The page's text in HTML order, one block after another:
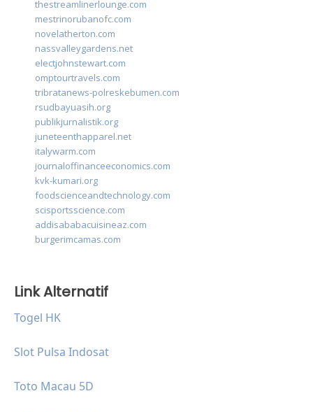
thestreamlinerlounge.com
mestrinorubanofc.com
novelatherton.com
nassvalleygardens.net
electjohnstewart.com
omptourtravels.com
tribratanews-polreskebumen.com
rsudbayuasih.org
publikjurnalistik.org
juneteenthapparel.net
italywarm.com
journaloffinanceeconomics.com
kvk-kumari.org
foodscienceandtechnology.com
scisportsscience.com
addisababacuisineaz.com
burgerimcamas.com
Link Alternatif
Togel HK
Slot Pulsa Indosat
Toto Macau 5D